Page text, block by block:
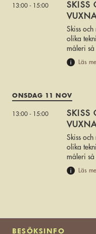
13:00 - 15:00
SKISS
Skiss
olika
måleri så
Läs
ONSDAG 11 NOV
13:00 - 15:00
SKISS
Skiss
olika
måleri så
Läs
BESÖKSINFO